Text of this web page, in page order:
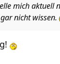
mich aktuell
nicht wissen.